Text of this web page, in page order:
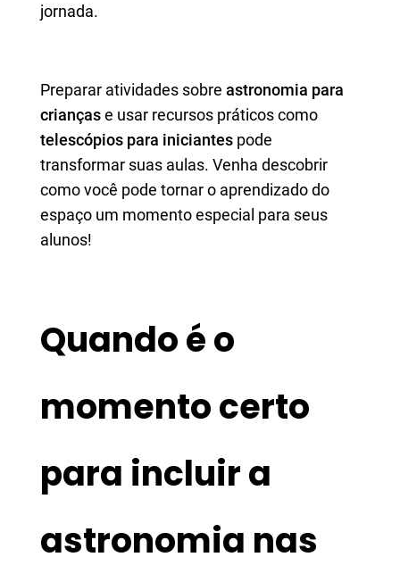
jornada.
Preparar atividades sobre astronomia para
criançase usar recursos práticos como
telescópios para iniciantes pode
transformar suas aulas. Venha descobrir
como você pode tornar o aprendizado do
espaço um momento especial para seus
alunos!
Quando é o
momento certo
para incluir a
astronomia nas